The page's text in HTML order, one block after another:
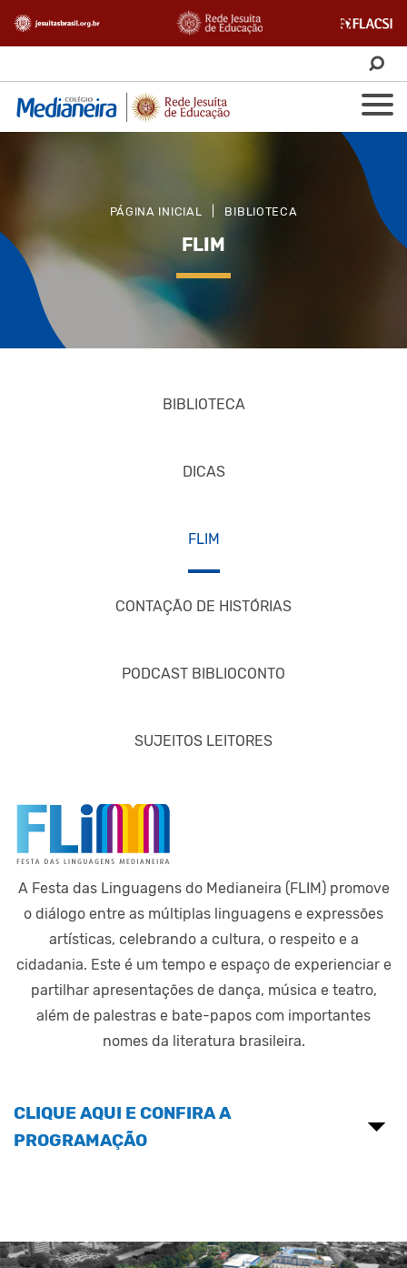
PÁGINA INICIAL BIBLIOTECA
FLIM
BIBLIOTECA
DICAS
FLIM
CONTAÇÃO DE HISTÓRIAS
PODCAST BIBLIOCONTO
SUJEITOS LEITORES
A Festa das Linguagens do Medianeira (FLIM) promove
o diálogo entre as múltiplas linguagens e expressões
artísticas, celebrando a cultura, o respeito e a
cidadania. Este é um tempo e espaço de experienciar e
partilhar apresentações de dança, música e teatro,
além de palestras e bate-papos com importantes
nomes da literatura brasileira.
CLIQUE AQUI E CONFIRA A
PROGRAMAÇÃO